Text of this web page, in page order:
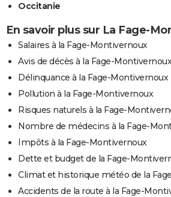
Occitanie
En savoir plus sur La Fage-
Salaires à la Fage-Montivernoux
Avis de décès à la Fage-Montivernoux
Délinquance à la Fage-Montivernoux
Pollution à la Fage-Montivernoux
Risques naturels à la Fage-
Nombre de médecins à la Fage-
Impôts à la Fage-Montivernoux
Dette et budget de la Fage-
Climat et historique météo de la
Accidents de la route à la Fage-